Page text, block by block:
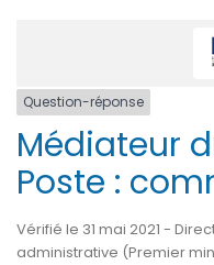
Question-réponse
Médiateur
Poste :
Vérifié le 31 mai 2021 -
administrative (Premier